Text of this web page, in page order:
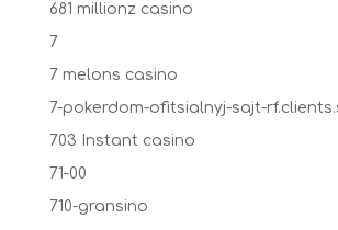
681 millionz casino
7
7 melons casino
7-pokerdom-ofitsialnyj-sajt-
703 Instant casino
71-00
710-gransino